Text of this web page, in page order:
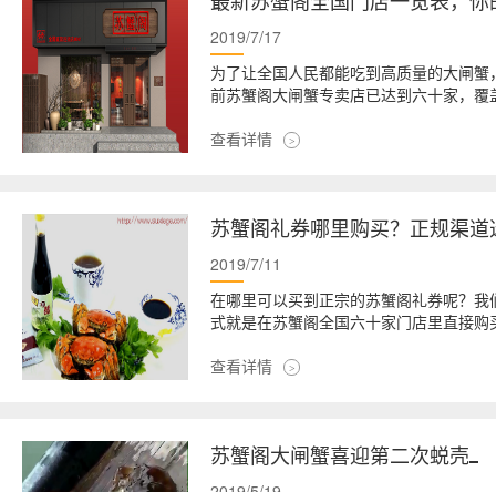
2019/7/17
为了让全国人民都能吃到高质量的大闸
前苏蟹阁大闸蟹专卖店已达到六十家，
查看详情
苏蟹阁礼券哪里购买？正规渠
2019/7/11
在哪里可以买到正宗的苏蟹阁礼券呢？
式就是在苏蟹阁全国六十家门店里直接
查看详情
苏蟹阁大闸蟹喜迎第二次蜕壳